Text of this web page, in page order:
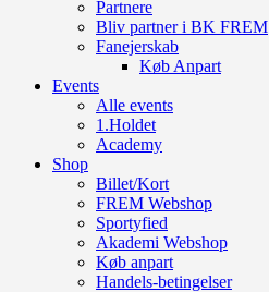
Partnere
Bliv partner i BK FREM
Fanejerskab
Køb Anpart
Events
Alle events
1.Holdet
Academy
Shop
Billet/Kort
FREM Webshop
Sportyfied
Akademi Webshop
Køb anpart
Handels-betingelser